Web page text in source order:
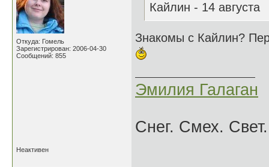
Откуда: Гомель
Зарегистрирован: 2006-04-30
Сообщений: 855
Кайлин - 14 августа
Знакомы с Кайлин?
Эмилия Галаган
Снег. Смех. Свет.
Неактивен